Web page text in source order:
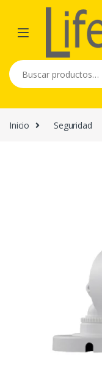
Skip to navigation
Skip to content
Buscar por:
Inicio Seguridad